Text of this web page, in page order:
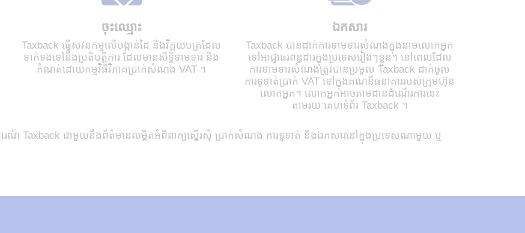
ចុះឈ្មោះ
Taxback ធ្វើសវនកម្មលើបង្កាន់ដៃ និងវិក្កយបត្រដែល
ទាក់ទងទៅនឹងប្រតិបត្តិការ ដែលមានសិទ្ធិទាមទារ និង
កំណត់ដោយកម្មវិធីវិភាគប្រាក់សំណង VAT ។
ឯកសារ
Taxback បានដាក់ការទាមទារសំណងក្នុងនាមលោកអ្នក
ទៅអាជ្ញាធរពន្ធដារក្នុងប្រទេសរៀងៗខ្លួន។ នៅពេលដែល
ការទាមទារសំណងត្រូវបានប្រមូល Taxback ដាក់ចូល
ការទូទាត់ប្រាក់ VAT ទៅក្នុងគណនីធនាគាររបស់ក្រុមហ៊ុន
លោកអ្នក។ លោកអ្នកអាចតាមដានដំណើរការនេះ
តាមរយៈគេហទំព័រ Taxback ។
Taxback ជាមួយនឹងព័ត៌មានលម្អិតអំពីពាក្យស្នើរសុំ ប្រាក់សំណង ការទូទាត់ និងឯកសារនៅក្នុងប្រទេសណាមួយ ឬ